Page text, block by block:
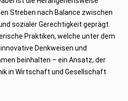
Streben nach Balance zwischen
sozialer Gerechtigkeit geprägt.
Praktiken, welche unter dem
Denkweisen und
beinhalten – ein Ansatz, der
in Wirtschaft und Gesellschaft